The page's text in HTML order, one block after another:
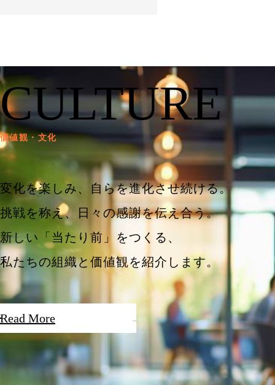
価値観・文化
CULTURE
変化を楽しみ、自らを進化させ続ける。
挑戦を称え、日々の感謝を伝え合う。
新しい「当たり前」をつくる、
私たちの組織と価値観を紹介します。
Read More